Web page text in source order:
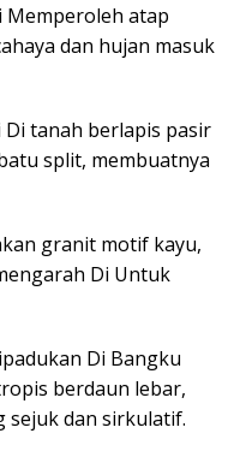
atap
dan hujan masuk
tanah berlapis pasir
split, membuatnya
granit motif kayu,
Di Untuk
Di Bangku
berdaun lebar,
sejuk dan sirkulatif.